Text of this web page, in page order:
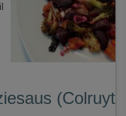
(Colruyt)